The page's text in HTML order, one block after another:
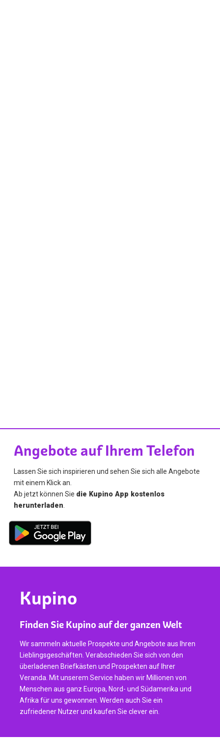
Angebote auf Ihrem Telefon
Lassen Sie sich inspirieren und sehen Sie sich alle Angebote
mit einem Klick an.
Ab jetzt können Sie die Kupino App kostenlos
herunterladen
Kupino
Finden Sie Kupino auf der ganzen Welt
Wir sammeln aktuelle Prospekte und Angebote aus Ihren
Lieblingsgeschäften. Verabschieden Sie sich von den
überladenen Briefkästen und Prospekten auf Ihrer
Veranda. Mit unserem Service haben wir Millionen von
Menschen aus ganz Europa, Nord- und Südamerika und
Afrika für uns gewonnen. Werden auch Sie ein
zufriedener Nutzer und kaufen Sie clever ein.